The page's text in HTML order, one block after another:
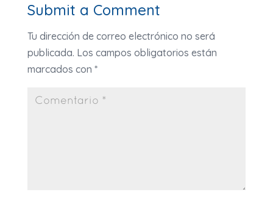
Submit a Comment
Tu dirección de correo electrónico no será
publicada. Los campos obligatorios están
marcados con *